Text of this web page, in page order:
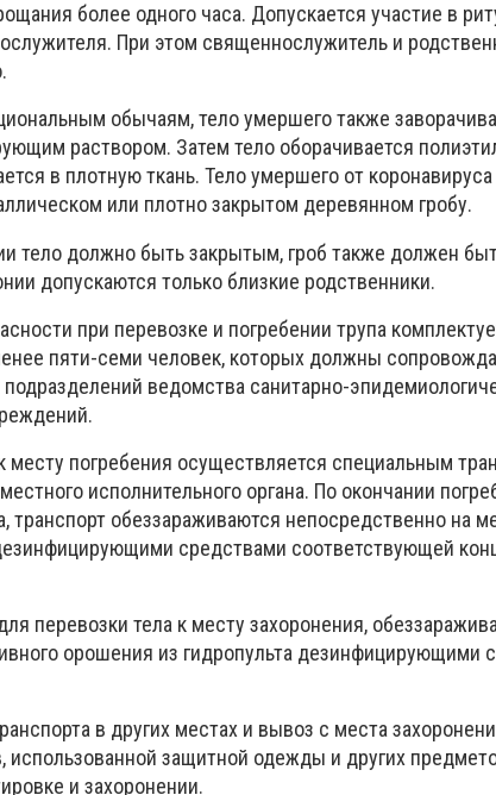
более одного часа. Допускается участие в
При этом священнослужитель и
обычаям, тело умершего также
раствором. Затем тело оборачивается
в плотную ткань. Тело умершего от
или плотно закрытом деревянном гробу.
тело должно быть закрытым, гроб также должен
допускаются только близкие родственники.
при перевозке и погребении трупа
пяти-семи человек, которых должны
ведомства санитарно-
месту погребения осуществляется специальным
исполнительного органа. По окончании
обеззараживаются непосредственно на
средствами соответствующей
перевозки тела к месту захоронения,
орошения из гидропульта дезинфицирующими
в других местах и вывоз с места
использованной защитной одежды и других
и захоронении.